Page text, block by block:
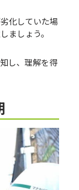
化していた場
ましょう。
し、理解を得